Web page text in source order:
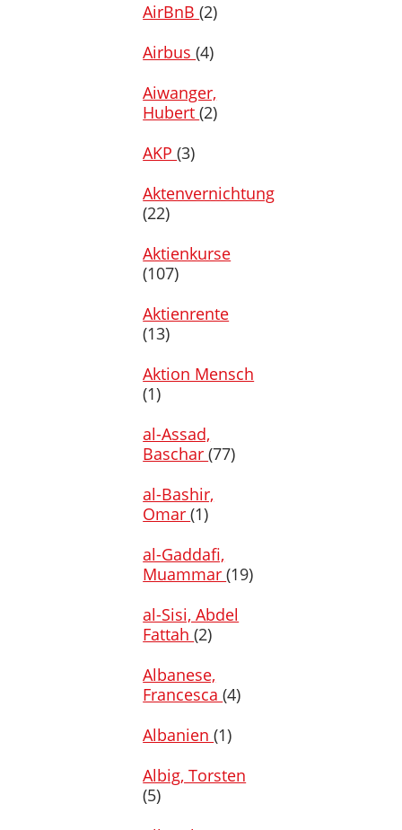
AirBnB(2)
Airbus(4)
Aiwanger,
Hubert(2)
AKP(3)
Aktenvernichtung
(22)
Aktienkurse
(107)
Aktienrente
(13)
Aktion Mensch
(1)
al-Assad,
Baschar(77)
al-Bashir,
Omar(1)
al-Gaddafi,
Muammar(19)
al-Sisi, Abdel
Fattah(2)
Albanese,
Francesca(4)
Albanien(1)
Albig, Torsten
(5)